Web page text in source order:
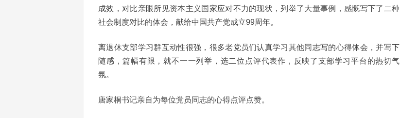
成效，对比亲眼所见资本主义国家应对不力的现状，列举了大量事例，感慨写下了二种
社会制度对比的体会，献给中国共产党成立99周年。
离退休支部学习群互动性很强，很多老党员们认真学习其他同志写的心得体会，并写下
随感，篇幅有限，就不一一列举，选二位点评代表作，反映了支部学习平台的热切气
氛。
唐家桐书记亲自为每位党员同志的心得点评点赞。